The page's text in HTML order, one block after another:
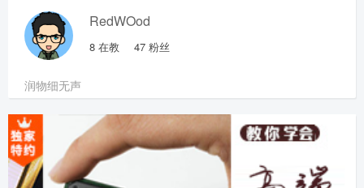
RedWOod
8 在教 47 粉丝
润物细无声